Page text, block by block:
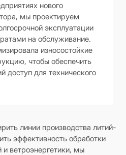
нового
мы проектируем
эксплуатации
на обслуживание.
износостойкие
чтобы обеспечить
доступ для технического
линии производства литий-
эффективность обработки
и ветроэнергетики, мы